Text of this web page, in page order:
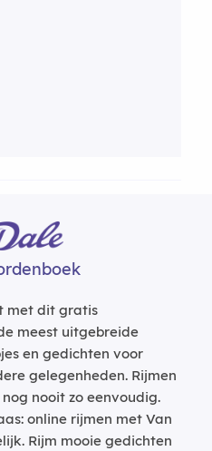
met dit gratis
meest uitgebreide
en gedichten voor
gelegenheden. Rijmen
nooit zo eenvoudig.
online rijmen met Van
Rijm mooie gedichten